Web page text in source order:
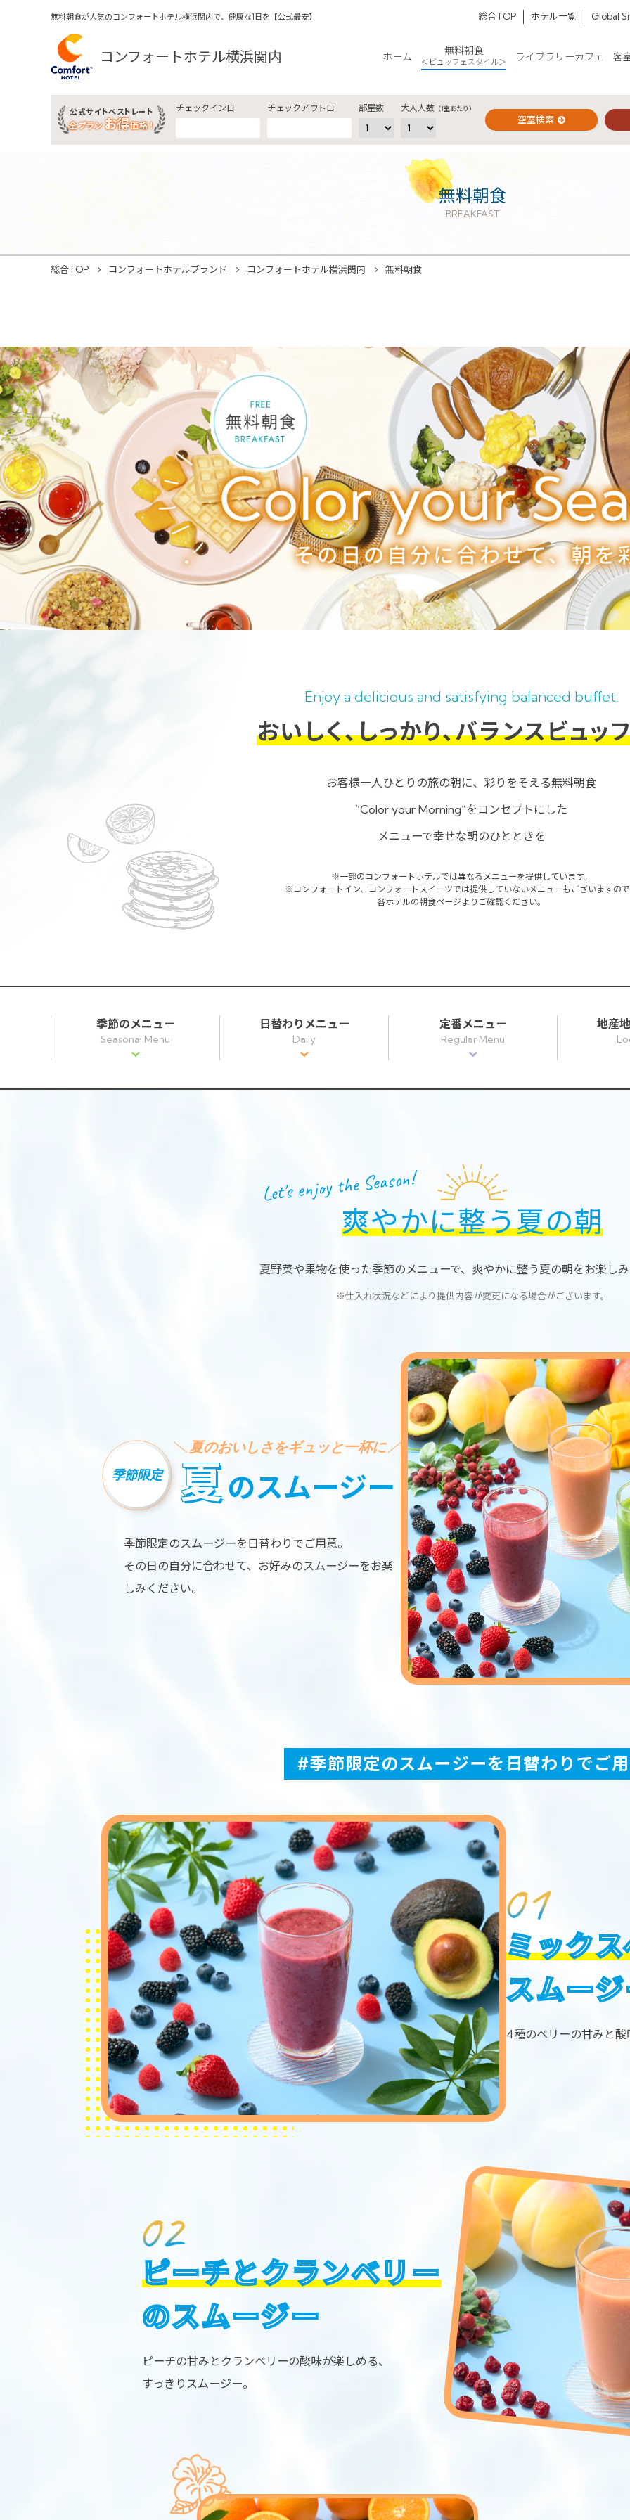
無料朝食が人気のコンフォートホテル横浜関内で、健康な1日を【公式最安】 総合TOP ホテル一覧 Global
コンフォートホテル横浜関内 ホーム 無料朝食
＜ビュッフェスタイル＞ ライブラリーカフェ 客
公式サイトベストレート
全プランお得価格！
チェックイン日 チェックアウト日 部屋数 大人人数（1室あたり）
空室検索
※You will be redirected to Choice Hotel International official website by
each hotel name.
Rates and the membership program differ from Japanese website.
Global Site
You can see the FAQ as follows.
FAQs
Close
ご予約・空室検索
公式サイトベストレート
全プランお得価格！
チェックイン日
チェックアウト日
（1室あた
り）
空室検索
予約確認・変更・キャンセル
無料朝食
BREAKFAST
総合TOP コンフォートホテルブランド コンフォートホテル横浜関内 無料朝食
Enjoy a delicious and satisfying balanced buffet.
おいしく、しっかり、バランスビュッ
お客様一人ひとりの旅の朝に、 彩りをそえる無料朝食
“Color your Morning”をコンセプトにした
メニューで幸せな朝のひとときを
※一部のコンフォートホテルでは異なるメニューを提供しています。
※コンフォートイン、コンフォートスイーツでは提供していないメニューもございますの
各ホテルの朝食ページよりご確認ください。
季節のメニュー
Seasonal Menu
日替わりメニュー
Daily
定番メニュー
Regular Menu
地産
Let's enjoy the Season!
爽やかに整う夏の朝
夏野菜や果物を使った季節のメニューで、 爽やかに整う夏の朝をお楽し
※仕入れ状況などにより提供内容が変更になる場合がございます。
季節限定
夏のおいしさをギュッと一杯に
夏のスムージー
季節限定のスムージーを日替わりでご用意。
その日の自分に合わせて、お好みのスムージーをお楽
しみください。
#季節限定のスムージーを日替わりでご
ミック
スムー
4種のベリーの甘みと
ピーチとクランベリー
のスムージー
ピーチの甘みとクランベリーの酸味が楽しめる、
すっきりスムージー。
ご予約確認・変更・キャンセルフォーム
公式Webサイトからのご予約